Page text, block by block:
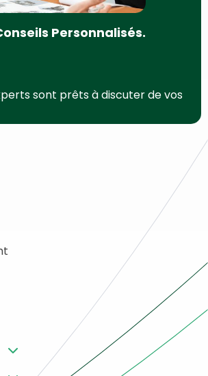
Personnalisés.
sont prêts à discuter de vos